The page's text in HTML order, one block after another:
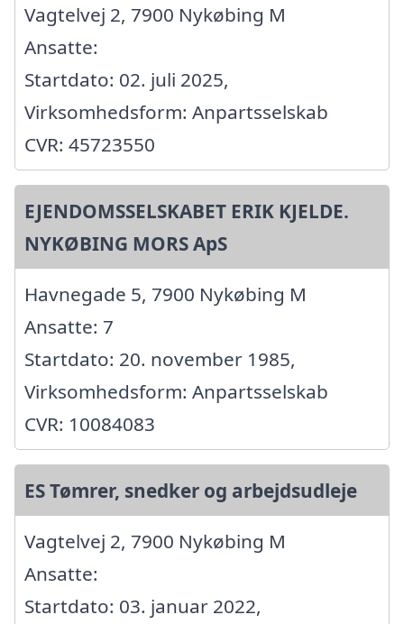
Vagtelvej 2, 7900 Nykøbing M
Ansatte:
Startdato: 02. juli 2025,
Virksomhedsform: Anpartsselskab
CVR: 45723550
EJENDOMSSELSKABET ERIK KJELDE.
NYKØBING MORS ApS
Havnegade 5, 7900 Nykøbing M
Ansatte: 7
Startdato: 20. november 1985,
Virksomhedsform: Anpartsselskab
CVR: 10084083
ES Tømrer, snedker og arbejdsudleje
Vagtelvej 2, 7900 Nykøbing M
Ansatte:
Startdato: 03. januar 2022,